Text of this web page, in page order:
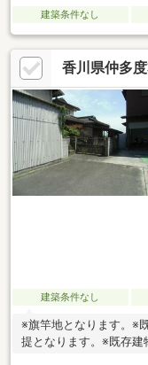
建築条件なし
香川県仲多
建築条件なし
※旗竿地となります。※
提となります。※既存建